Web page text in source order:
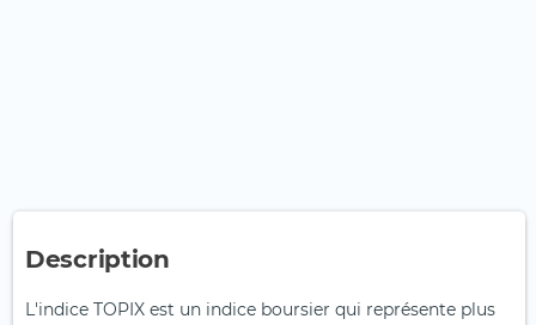
Description
L'indice TOPIX est un indice boursier qui représente plus